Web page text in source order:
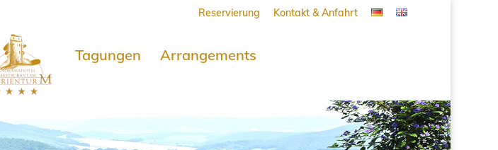
Reservierung Kontakt & Anfahrt
Tagungen Arrangements